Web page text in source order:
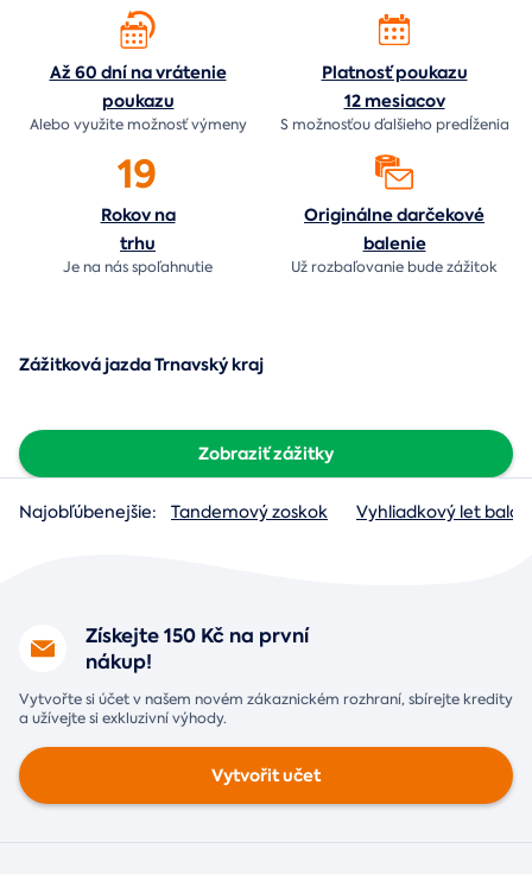
Až 60 dní na vrátenie
poukazu
Alebo využite možnosť výmeny
Platnosť poukazu
12 mesiacov
S možnosťou ďalšieho predĺženia
19
Rokov na
trhu
Je na násspoľahnutie
Originálne darčekové
balenie
Už rozbaľovanie budezážitok
Zážitková jazda Trnavský kraj
Zobraziť zážitky
Najobľúbenejšie: Tandemový zoskok Vyhliadkový let
Získejte 150 Kč na první
nákup!
Vytvořte si účet v našem novém zákaznickém rozhraní, sbírejte kredity
a užívejte si exkluzivní výhody.
Vytvořit učet